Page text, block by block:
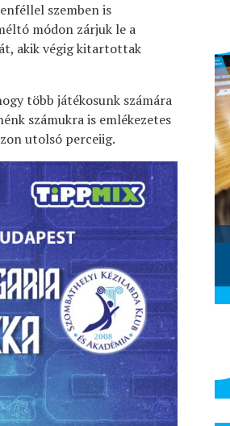
szemben is
módon zárjuk le a
akik végig kitartottak
több játékosunk számára
számukra is emlékezetes
utolsó perceiig.
KKA - Alba Fehérvár
KC (2026.02.28.)
2026. március 01.